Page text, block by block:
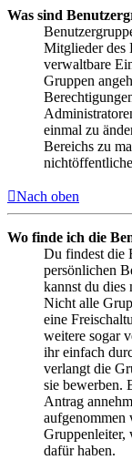
Was sind
Mitglieder des
verwaltbare
Gruppen
einmal zu
Bereichs zu
Nach oben
Wo finde ich die
Du findest die
persönlichen
kannst du dies
Nicht alle
eine
weitere sogar
ihr einfach
verlangt die
sie bewerben.
Antrag
aufgenommen
Gruppenleiter,
dafür haben.